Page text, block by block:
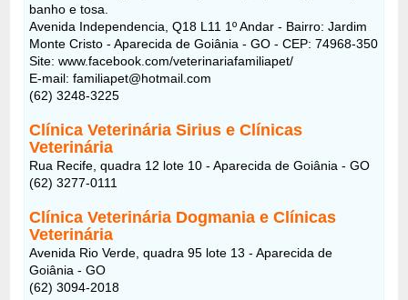
banho e tosa.
Avenida Independencia, Q18 L11 1º Andar - Bairro: Jardim
Monte Cristo - Aparecida de Goiânia - GO - CEP: 74968-350
Site: www.facebook.com/veterinariafamiliapet/
E-mail: familiapet@hotmail.com
(62) 3248-3225
Clínica Veterinária Sirius e Clínicas
Veterinária
Rua Recife, quadra 12 lote 10 - Aparecida de Goiânia - GO
(62) 3277-0111
Clínica Veterinária Dogmania e Clínicas
Veterinária
Avenida Rio Verde, quadra 95 lote 13 - Aparecida de
Goiânia - GO
(62) 3094-2018